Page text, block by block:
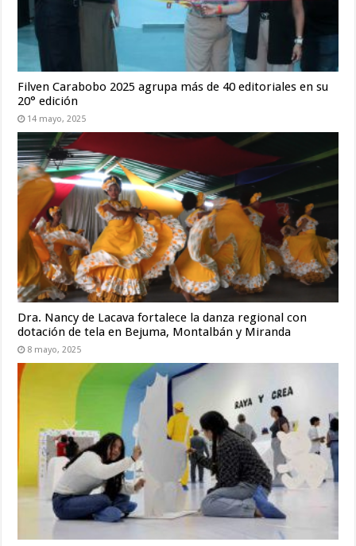
Filven Carabobo 2025 agrupa más de 40 editoriales en su
20° edición
14 mayo, 2025
Dra. Nancy de Lacava fortalece la danza regional con
dotación de tela en Bejuma, Montalbán y Miranda
8 mayo, 2025